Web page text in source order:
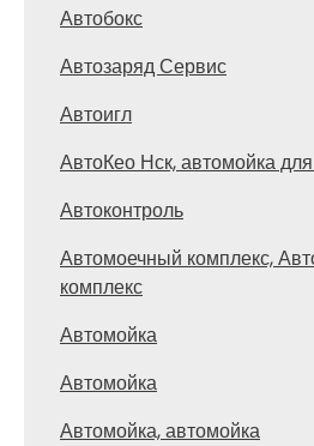
Автобокс
Автозаряд Сервис
Автоигл
АвтоКео Нск, автомойка для
Автоконтроль
Автомоечный комплекс,
комплекс
Автомойка
Автомойка
Автомойка, автомойка